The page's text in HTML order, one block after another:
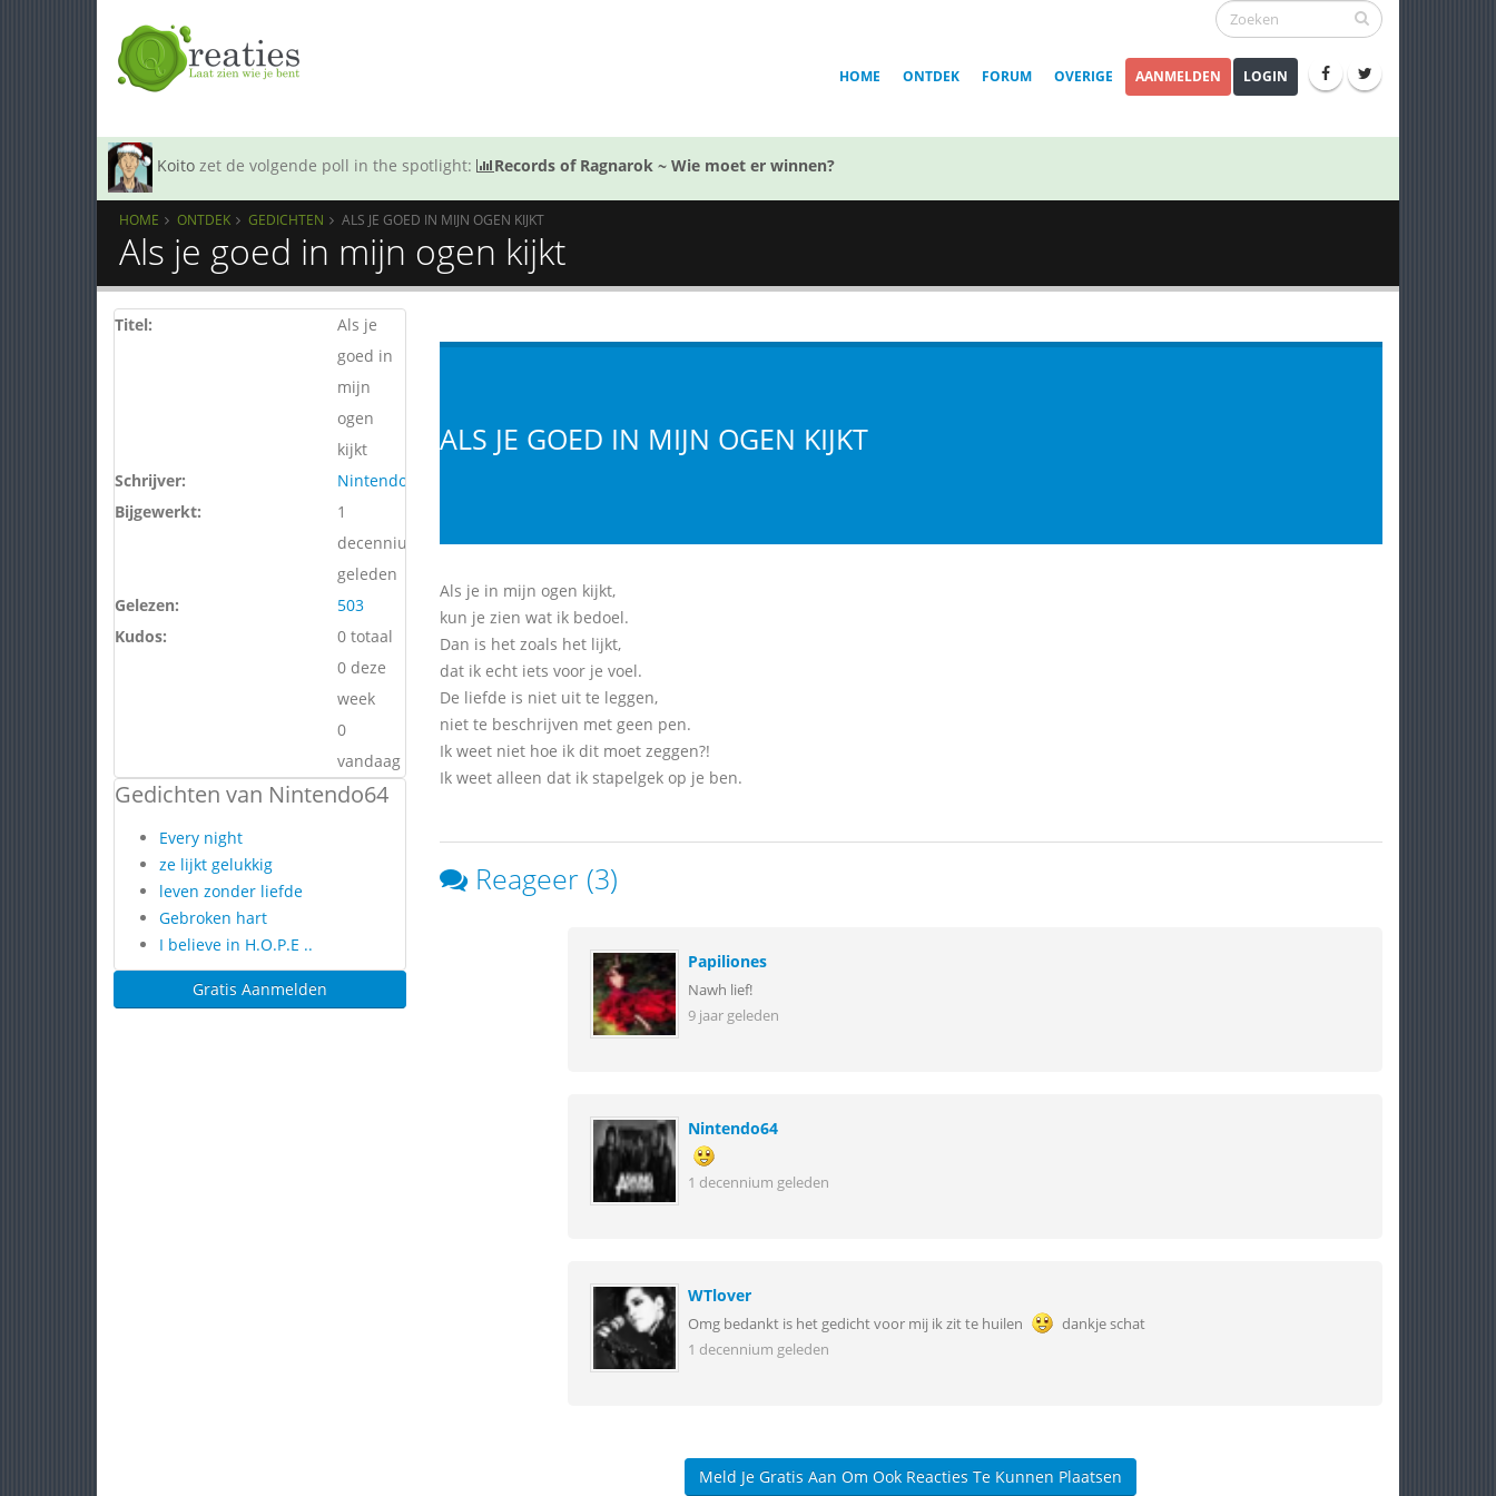
HOME ONTDEK FORUM OVERIGE AANMELDEN LOGIN
Koito zet de volgende poll in the spotlight: Records of Ragnarok ~ Wie moet er winnen?
HOME ONTDEK GEDICHTEN ALS JE GOED IN MIJN OGEN KIJKT
Als je goed in mijn ogen kijkt
Titel:
Als je
goed in
mijn
ogen
kijkt
Schrijver:
Nintendo64
Bijgewerkt:
1
decennium
geleden
Gelezen:
503
Kudos:
0 totaal
0 deze
week
0
vandaag
Gedichten van Nintendo64
Every night
ze lijkt gelukkig
leven zonder liefde
Gebroken hart
I believe in H.O.P.E ..
Gratis Aanmelden
ALS JE GOED IN MIJN OGEN KIJKT
Als je in mijn ogen kijkt,
kun je zien wat ik bedoel.
Dan is het zoals het lijkt,
dat ik echt iets voor je voel.
De liefde is niet uit te leggen,
niet te beschrijven met geen pen.
Ik weet niet hoe ik dit moet zeggen?!
Ik weet alleen dat ik stapelgek op je ben.
Reageer (3)
Papiliones
Nawh lief!
9 jaar geleden
Nintendo64
1 decennium geleden
WTlover
Omg bedankt is het gedicht voor mij ik zit te huilen
dankje schat
1 decennium geleden
Meld Je Gratis Aan Om Ook Reacties Te Kunnen Plaatsen